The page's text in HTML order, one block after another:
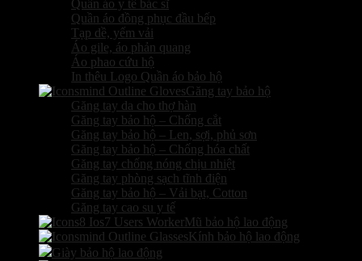
Quần áo y tế bác sĩ
Quần áo đồng phục đầu bếp
Tạp dề, yếm vải
Áo gile, áo phản quang
Áo phao cứu hộ
In thêu Logo Quần áo bảo hộ
Găng tay bảo hộ
Găng tay da cho thợ hàn
Găng tay bảo hộ – Chống cắt
Găng tay bảo hộ – Len, sợi, phủ sơn
Găng tay bảo hộ – Chống hóa chất
Găng tay chống nóng chịu nhiệt
Găng tay phòng sạch tĩnh điện
Găng tay bảo hộ – Vải bạt, Cotton
Găng tay cao su y tế
Mũ bảo hộ lao động
Kính bảo hộ lao động
Giày bảo hộ lao động